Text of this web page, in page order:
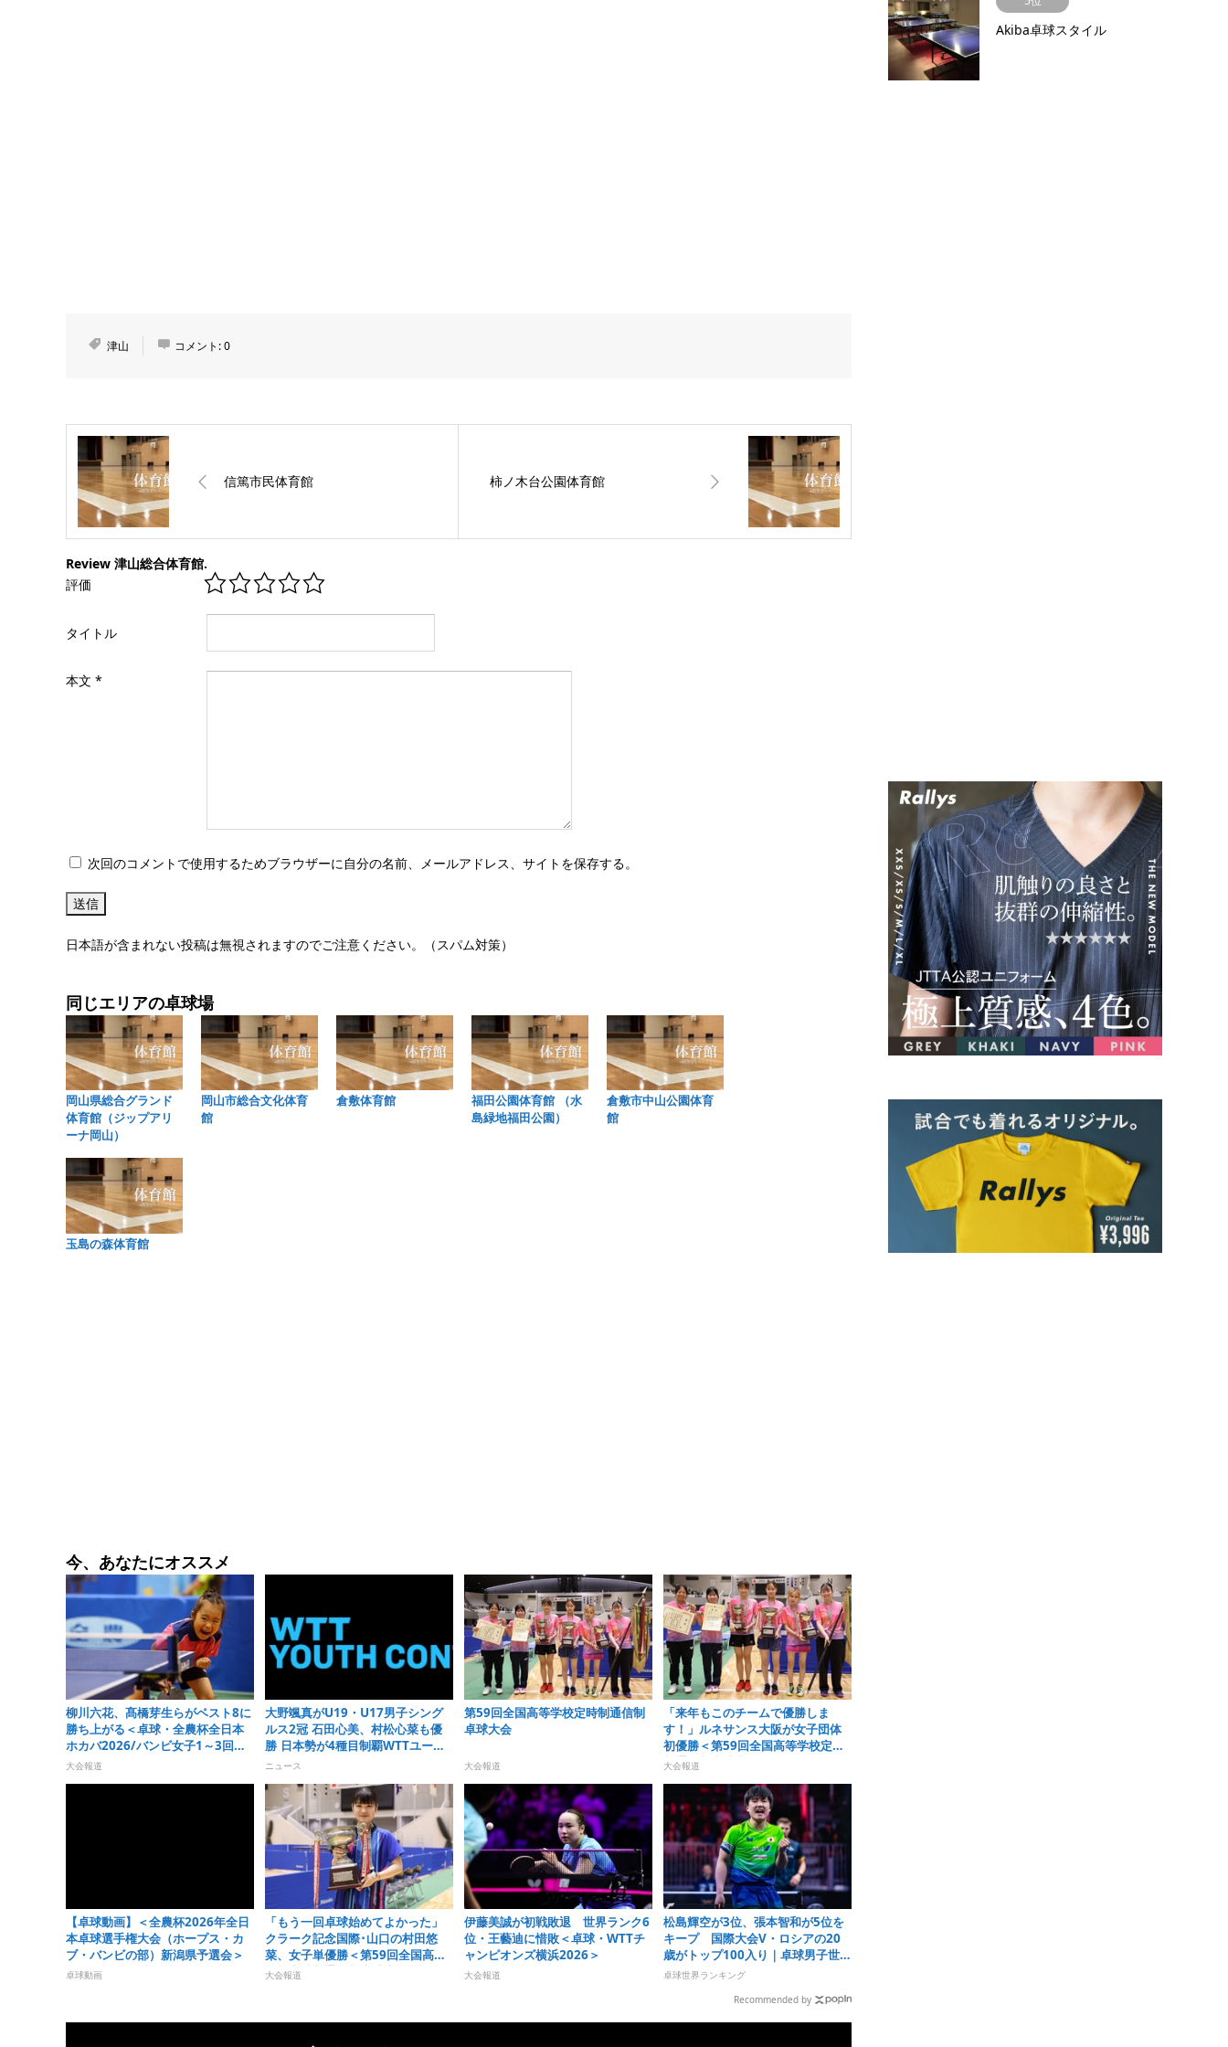
津山 コメント:0
信篤市民体育館 柿ノ木台公園体育館
Review 津山総合体育館.
評価
タイトル
本文 *
次回のコメントで使用するためブラウザーに自分の名前、メールアドレス、サイトを保存する。
日本語が含まれない投稿は無視されますのでご注意ください。（スパム対策）
同じエリアの卓球場
岡山県総合グランド
体育館（ジップアリ
ーナ岡山）
岡山市総合文化体育
館
倉敷体育館
福田公園体育館 （水
島緑地福田公園）
倉敷市中山公園体育
館
玉島の森体育館
今、あなたにオススメ
柳川六花、髙橋芽生らがベスト8に
勝ち上がる＜卓球・全農杯全日本
ホカバ2026/バンビ女子1～3回戦
＞
大会報道
大野颯真がU19・U17男子シング
ルス2冠 石田心美、村松心菜も優
勝 日本勢が4種目制覇WTTユース
コンテンダー・アルマトイ2026
ニュース
第59回全国高等学校定時制通信制
卓球大会
大会報道
「来年もこのチームで優勝しま
す！」ルネサンス大阪が女子団体
初優勝＜第59回全国高等学校定時
制通信制卓球大会＞
大会報道
【卓球動画】＜全農杯2026年全日
本卓球選手権大会（ホープス・カ
ブ・バンビの部）新潟県予選会＞
卓球動画
「もう一回卓球始めてよかった」
クラーク記念国際･山口の村田悠
菜、女子単優勝＜第59回全国高等
学校定時制通信制卓球大会＞
大会報道
伊藤美誠が初戦敗退 世界ランク6
位・王藝迪に惜敗＜卓球・WTTチ
ャンピオンズ横浜2026＞
大会報道
松島輝空が3位、張本智和が5位を
キープ 国際大会V・ロシアの20
歳がトップ100入り｜卓球男子世界
ランキング（2026年第32週）
卓球世界ランキング
Recommended by
Akiba卓球スタイル